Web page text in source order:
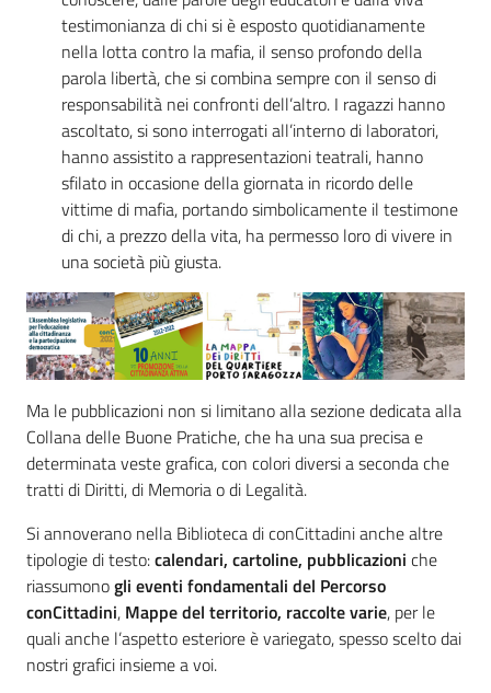
testimonianza di chi si è esposto quotidianamente
nella lotta contro la mafia, il senso profondo della
parola libertà, che si combina sempre con il senso di
responsabilità nei confronti dell’altro. I ragazzi hanno
ascoltato, si sono interrogati all’interno di laboratori,
hanno assistito a rappresentazioni teatrali, hanno
sfilato in occasione della giornata in ricordo delle
vittime di mafia, portando simbolicamente il testimone
di chi, a prezzo della vita, ha permesso loro di vivere in
una società più giusta.
Ma le pubblicazioni non si limitano alla sezione dedicata alla
Collana delle Buone Pratiche, che ha una sua precisa e
determinata veste grafica, con colori diversi a seconda che
tratti di Diritti, di Memoria o di Legalità.
Si annoverano nella Biblioteca di conCittadini anche altre
tipologie di testo:calendari, cartoline, pubblicazioni che
riassumonogli eventi fondamentali del Percorso
conCittadini, Mappe del territorio, raccolte varie, per le
quali anche l’aspetto esteriore è variegato, spesso scelto dai
nostri grafici insieme a voi.